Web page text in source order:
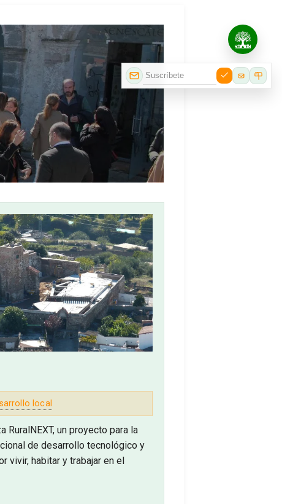
local
RuralNEXT, un proyecto para la
de desarrollo tecnológico y
vivir, habitar y trabajar en el